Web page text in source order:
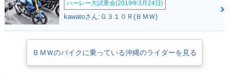
ABS、グリップヒーター、12V電源ソケットなどを装備した。（追記：
2020年4月に、久しぶりのクルーザーモデルとして、R18が登場した）
ハーレー大試乗会(2019年3月24日)
kawatoさん:Ｇ３１０Ｒ(ＢＭＷ)
ＢＭＷのバイクに乗っている沖縄のライダーを見る